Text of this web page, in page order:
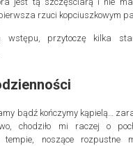
rzuci kopciuszkowym
wstępu, przytoczę kilka
bądź kończymy kąpielą…
chodziło mi raczej o
tempie, noszące rozpustne